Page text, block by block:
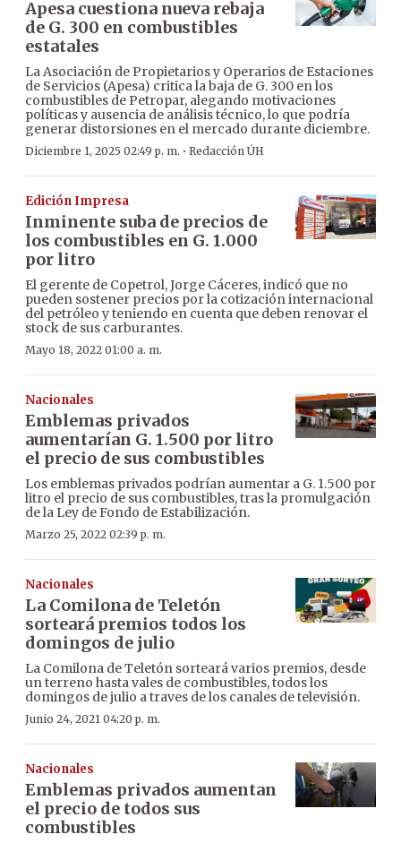
Apesa cuestiona nueva rebaja
de G. 300 en combustibles
estatales
La Asociación de Propietarios y Operarios de Estaciones
de Servicios (Apesa) critica la baja de G. 300 en los
combustibles de Petropar, alegando motivaciones
políticas y ausencia de análisis técnico, lo que podría
generar distorsiones en el mercado durante diciembre.
Diciembre 1, 2025 02:49 p. m. · Redacción ÚH
Edición Impresa
Inminente suba de precios de
los combustibles en G. 1.000
por litro
El gerente de Copetrol, Jorge Cáceres, indicó que no
pueden sostener precios por la cotización internacional
del petróleo y teniendo en cuenta que deben renovar el
stock de sus carburantes.
Mayo 18, 2022 01:00 a. m.
Nacionales
Emblemas privados
aumentarían G. 1.500 por litro
el precio de sus combustibles
Los emblemas privados podrían aumentar a G. 1.500 por
litro el precio de sus combustibles, tras la promulgación
de la Ley de Fondo de Estabilización.
Marzo 25, 2022 02:39 p. m.
Nacionales
La Comilona de Teletón
sorteará premios todos los
domingos de julio
La Comilona de Teletón sorteará varios premios, desde
un terreno hasta vales de combustibles, todos los
domingos de julio a traves de los canales de televisión.
Junio 24, 2021 04:20 p. m.
Nacionales
Emblemas privados aumentan
el precio de todos sus
combustibles